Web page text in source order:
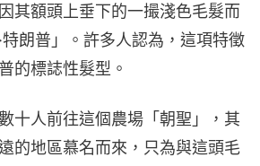
其額頭上垂下的一撮淺色毛髮而
朗普」。許多人認為，這項特徵
的標誌性髮型。
十人前往這個農場「朝聖」，其
的地區慕名而來，只為與這頭毛